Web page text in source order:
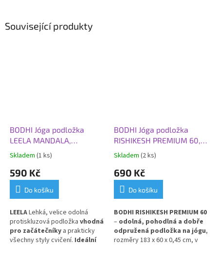
Související produkty
BODHI Jóga podložka
LEELA MANDALA,
Skladem (1 ks)
590 Kč
Do košíku
LEELALehká, velice odolná
protiskluzová podložka vhodná
pro začátečníky a prakticky
všechny styly cvičení. Ideální
BODHI Jóga podložka
RISHIKESH PREMIUM 60,
183x60x0,45 cm, žlutá
Skladem (2 ks)
690 Kč
Do košíku
BODHI RISHIKESH PREMIUM 60
– odolná, pohodlná a dobře
odpružená podložka na jógu,
rozměry 183 x 60 x 0,45 cm, v